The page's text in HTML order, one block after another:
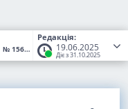
Редакція:
19.06.2025
Діє з 31.10.2025
№ 1560-XII (Статус:Чинний)